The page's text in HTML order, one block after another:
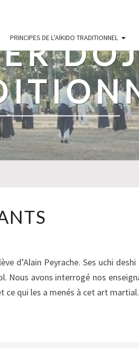
PRINCIPES DE L’AÏKIDO TRADITIONNEL
d’Alain Peyrache. Ses uchi
Nous avons interrogé nos
ce qui les a menés à cet art martial.